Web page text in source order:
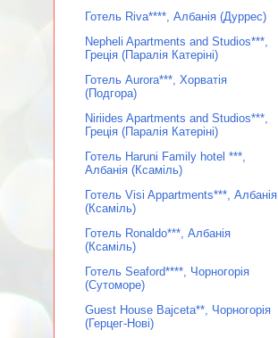
Готель Riva****, Албанія (Дуррес)
Nepheli Apartments and Studios***,
Греція (Паралія Катеріні)
Готель Aurora***, Хорватія
(Подгора)
Niriides Apartments and Studios***,
Греція (Паралія Катеріні)
Готель Haruni Family hotel ***,
Албанія (Ксаміль)
Готель Visi Appartments***, Албанія
(Ксаміль)
Готель Ronaldo***, Албанія
(Ксаміль)
Готель Seaford****, Чорногорія
(Сутоморе)
Guest House Bajceta**, Чорногорія
(Герцег-Нові)